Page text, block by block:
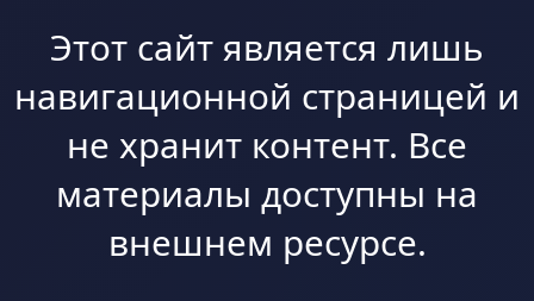
Этот сайт является лишь
навигационной страницей и
не хранит контент. Все
материалы доступны на
внешнем ресурсе.